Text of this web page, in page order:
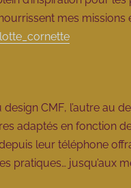
mes missions
design CMF, l’autre au
adaptés en fonction
leur téléphone
pratiques… jusqu’aux